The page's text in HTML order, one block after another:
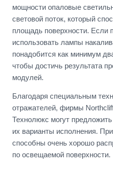
мощности опаловые
световой поток, который
площадь поверхности. Если
использовать лампы
понадобится как минимум
чтобы достичь результата
модулей.
Благодаря специальным
отражателей, фирмы
Технолюкс могут
их варианты исполнения.
способны очень хорошо
по освещаемой поверхности.